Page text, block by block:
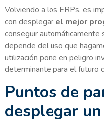
Volviendo a los ERPs, es
con desplegar el mejor
conseguir automáticamente
depende del uso que
utilización pone en peligro
determinante para el futuro
Puntos de
desplegar